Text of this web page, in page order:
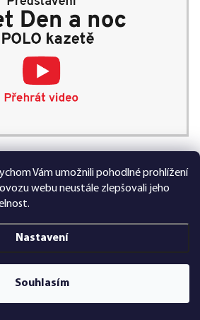
Vám umožnili pohodlné prohlížení
webu neustále zlepšovali jeho
Nastavení
Souhlasím
99 % spokojených zákazníků
Vytvořil Shoptet Premium
Rolety. Všechna práva vyhrazena.